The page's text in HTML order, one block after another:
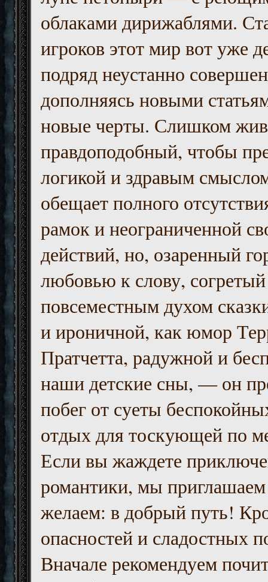
облаками дирижаблями.
игроков этот мир вот уже
подряд неустанно
дополняясь новыми
новые черты. Слишком
правдоподобный, чтобы
логикой и здравым
обещает полного
рамок и неограниченной
действий, но, озаренный
любовью к слову, согретый
повсеместным духом
и ироничной, как юмор
Пратчетта, радужной и
наши детские сны, — он
побег от суеты
отдых для тоскующей по
Если вы жаждете
романтики, мы приглашаем
желаем: в добрый путь!
опасностей и сладостных
Вначале рекомендуем